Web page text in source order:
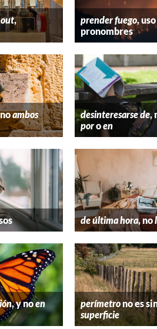
,
prender fuego,
pronombres
ambos
desinteresarse de,
poroen
de última hora, no
, y noen
perímetrono es
superficie